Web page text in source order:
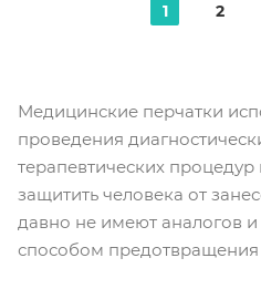
1 2
Медицинские перчатки
проведения
терапевтических
защитить человека от
давно не имеют аналогов
способом